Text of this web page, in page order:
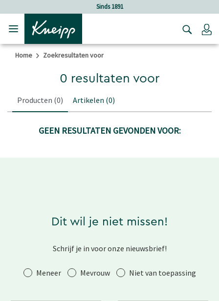
Verder gaan naar hoofdinhoud.Sinds 1891
Home Zoekresultaten voor
0 resultaten voor
Producten (0) Artikelen (0)
GEEN RESULTATEN GEVONDEN VOOR:
Dit wil je niet missen!
Schrijf je in voor onze nieuwsbrief!
AanhefMeneer Mevrouw Niet van toepassing